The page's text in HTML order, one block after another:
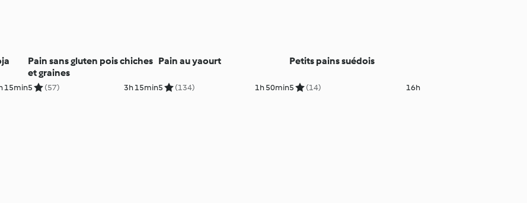
15min
Pain sans gluten pois chiches
et graines
5 (57) 3h 15min
Pain au yaourt
5 (134) 1h 50min
Petits pains suédois
5 (14) 16h